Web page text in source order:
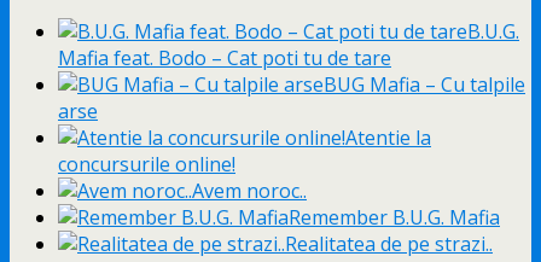
B.U.G.
Mafia feat. Bodo – Cat poti tu de tare
BUG Mafia – Cu talpile
arse
Atentie la
concursurile online!
Avem noroc..
Remember B.U.G. Mafia
Realitatea de pe strazi..